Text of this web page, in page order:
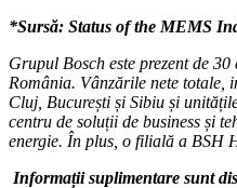
*Sursă: Status of the MEMS
Grupul Bosch este prezent de
România. Vânzările nete totale,
Cluj, București și Sibiu și
centru de soluții de business și
energie. În plus, o filială a BSH
Informații suplimentare sunt